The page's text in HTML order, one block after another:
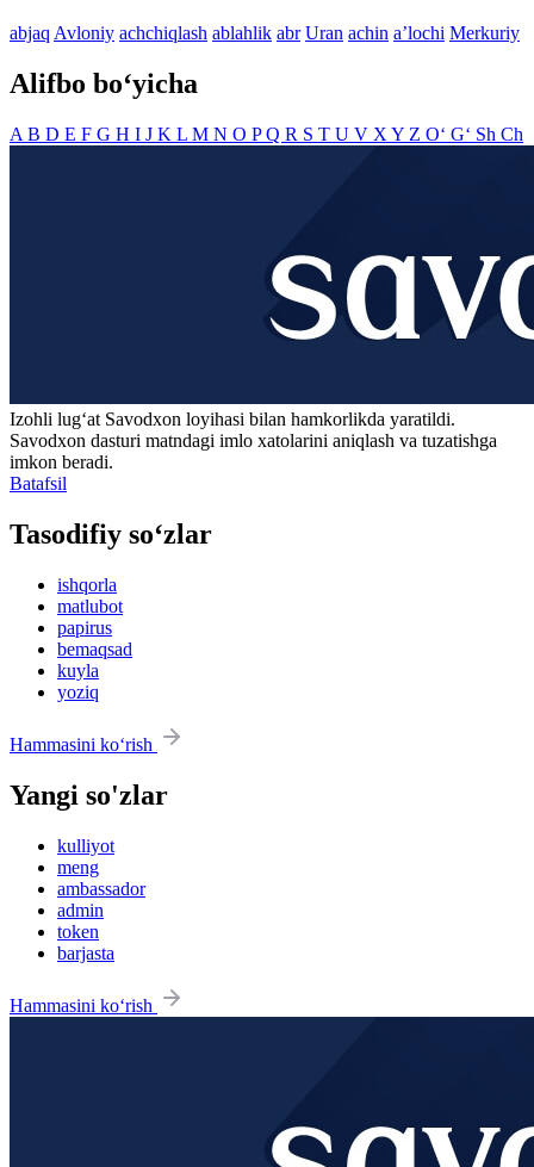
abjaq Avloniy achchiqlash ablahlik abr Uran achin aʼlochi Merkuriy
Alifbo bo‘yicha
A B D E F G H I J K L M N O PQ R S T U V X Y Z O‘ G‘ Sh Ch
Izohli lugʻat Savodxon loyihasi bilan hamkorlikda yaratildi.
Savodxon dasturi matndagi imlo xatolarini aniqlash va tuzatishga
imkon beradi.
Batafsil
Tasodifiy so‘zlar
ishqorla
matlubot
papirus
bemaqsad
kuyla
yoziq
Hammasini ko‘rish
Yangi so'zlar
kulliyot
meng
ambassador
admin
token
barjasta
Hammasini ko‘rish